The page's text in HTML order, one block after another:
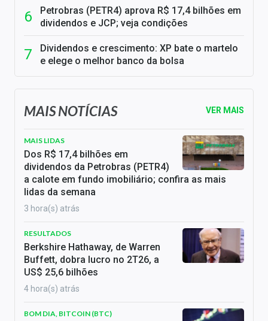
Petrobras (PETR4) aprova R$ 17,4 bilhões em
dividendos e JCP; veja condições
Dividendos e crescimento: XP bate o martelo
e elege o melhor banco da bolsa
MAIS NOTÍCIAS VER MAIS
MAIS LIDAS
Dos R$ 17,4 bilhões em
dividendos da Petrobras (PETR4)
a calote em fundo imobiliário; confira as mais
lidas da semana
3 hora(s) atrás
RESULTADOS
Berkshire Hathaway, de Warren
Buffett, dobra lucro no 2T26, a
US$ 25,6 bilhões
4 hora(s) atrás
BOM DIA, BITCOIN (BTC)